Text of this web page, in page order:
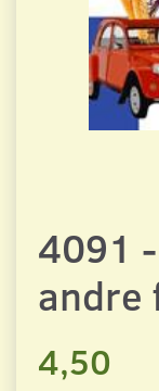
4091
andre
4,50